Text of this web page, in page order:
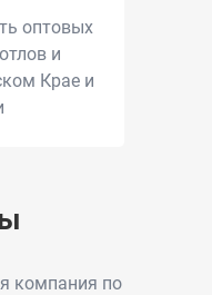
оптовых
и
Крае и
компания по